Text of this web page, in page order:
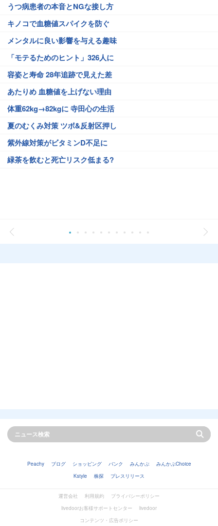
うつ病患者の本音とNGな接し方
キノコで血糖値スパイクを防ぐ
メンタルに良い影響を与える趣味
「モテるためのヒント」326人に
容姿と寿命 28年追跡で見えた差
あたりめ 血糖値を上げない理由
体重62kg→82kgに 寺田心の生活
夏のむくみ対策 ツボ&反射区押し
紫外線対策がビタミンD不足に
緑茶を飲むと死亡リスク低まる?
Peachy ブログ ショッピング バンク みんかぶ
みんかぶChoice
Kstyle
株探 プレスリリース
運営会社 利用規約
プライバシーポリシー
livedoorお客様サポートセンター
livedoor
コンテンツ・広告ポリシー